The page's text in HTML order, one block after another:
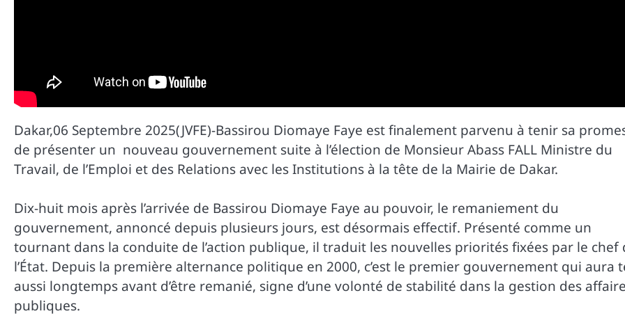
Dakar,06 Septembre 2025(JVFE)-Bassirou Diomaye Faye est finalement parvenu à tenir sa
de présenter un nouveau gouvernement suite à l’élection de Monsieur Abass FALL Ministre du
Travail, de l’Emploi et des Relations avec les Institutions à la tête de la Mairie de Dakar.
Dix-huit mois après l’arrivée de Bassirou Diomaye Faye au pouvoir, le remaniement du
gouvernement, annoncé depuis plusieurs jours, est désormais effectif. Présenté comme un
tournant dans la conduite de l’action publique, il traduit les nouvelles priorités fixées par le chef
l’État. Depuis la première alternance politique en 2000, c’est le premier gouvernement qui aura
aussi longtemps avant d’être remanié, signe d’une volonté de stabilité dans la gestion des
publiques.